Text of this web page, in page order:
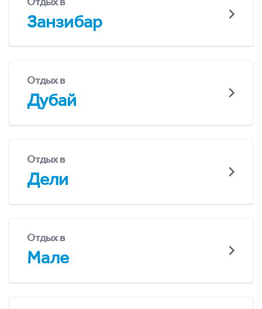
Занзибар
Отдых в
Дубай
Отдых в
Дели
Отдых в
Мале